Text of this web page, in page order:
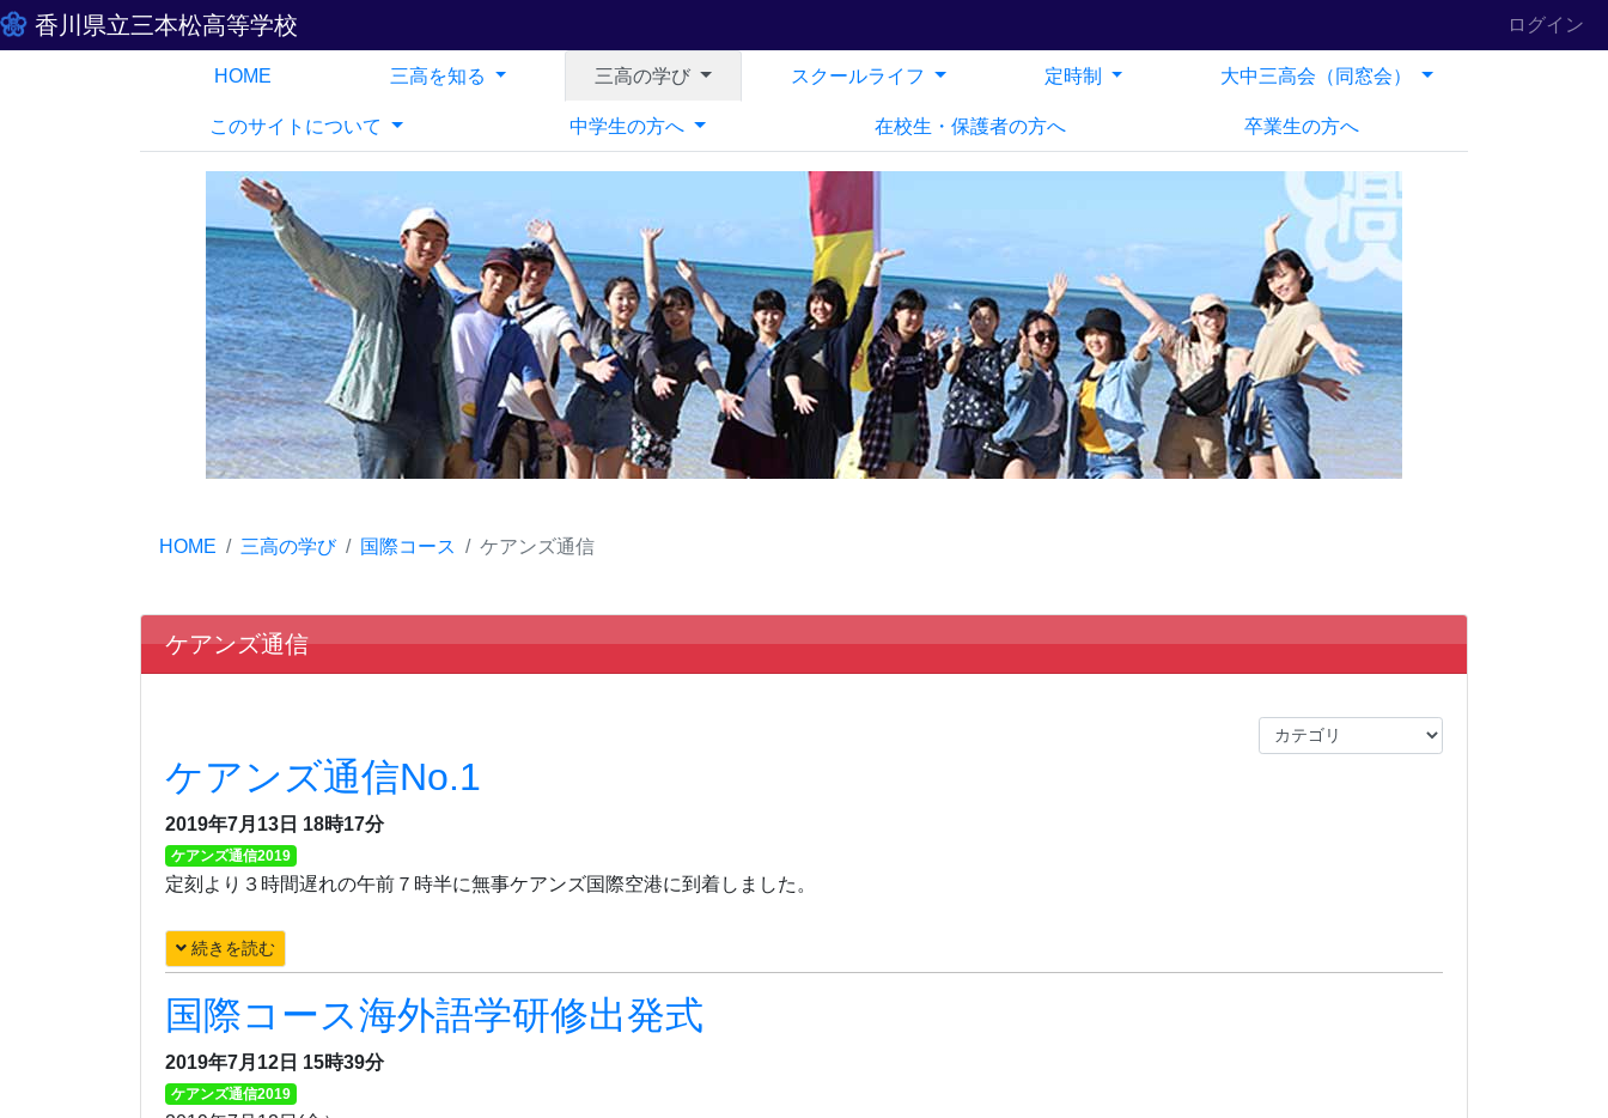
香川県立三本松高等学校 ログイン
HOME 三高を知る 三高の学び スクールライフ
中学生の方へ 在校生・保護者の方へ 卒業生の方へ
定時制 大中三高会（同窓会）
このサイトについて
HOME 三高の学び 国際コース ケアンズ通信
ケアンズ通信
ケアンズ通信No.1
2019年7月13日 18時17分
ケアンズ通信2019
定刻より３時間遅れの午前７時半に無事ケアンズ国際空港に到着しました。
続きを読む
国際コース海外語学研修出発式
2019年7月12日 15時39分
ケアンズ通信2019